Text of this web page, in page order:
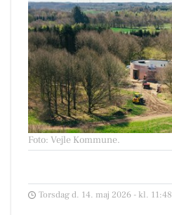
Foto: Vejle Kommune.
Torsdag d. 14. maj 2026 - kl. 11:48